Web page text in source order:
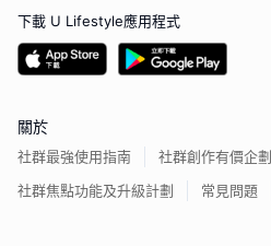
下載 U Lifestyle應用程式
關於
社群最強使用指南
社群創作有價企劃
社群焦點功能及升級計劃
常見問題